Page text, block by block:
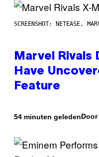
SCREENSHOT: NETEASE,
Marvel Rivals
Have
Feature
54 minuten geledenDoor